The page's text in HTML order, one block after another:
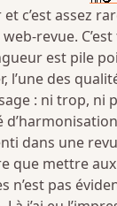
c’est assez
revue.
est pile
l’une des
: ni trop, ni
dans une
que mettre
n’est pas